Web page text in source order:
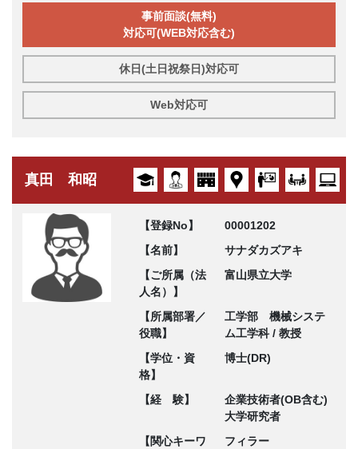
事前面談(無料)
対応可(WEB対応含む)
休日(土日祝祭日)対応可
Web対応可
真田 和昭
【登録No】
00001202
【名前】
サナダカズアキ
【ご所属（法
人名）】
富山県立大学
【所属部署／
役職】
工学部 機械システ
ム工学科 / 教授
【学位・資
格】
博士(DR)
【経 験】
企業技術者(OB含む)
大学研究者
【関心キーワ
フィラー